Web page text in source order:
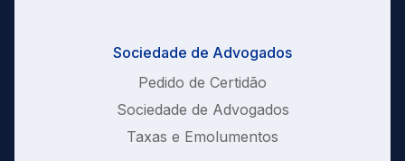
Sociedade de Advogados
Pedido de Certidão
Sociedade de Advogados
Taxas e Emolumentos